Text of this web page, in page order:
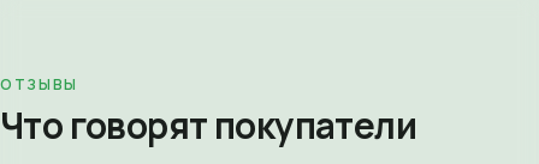
ОТЗЫВЫ
Что говорят покупатели